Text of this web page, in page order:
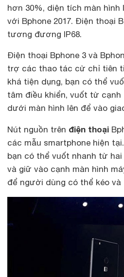
hơn 30%, diện tích màn
với Bphone 2017. Điện thoại
tương đương IP68.
Điện thoại Bphone 3 và
trợ các thao tác cử chỉ tiên
khá tiện dụng, bạn có thể
tâm điều khiển, vuốt từ
dưới màn hình lên để vào
Nút nguồn trên điện thoại
các mẫu smartphone hiện
bạn có thể vuốt nhanh từ
và giữ vào cạnh màn hình
để người dùng có thể kéo